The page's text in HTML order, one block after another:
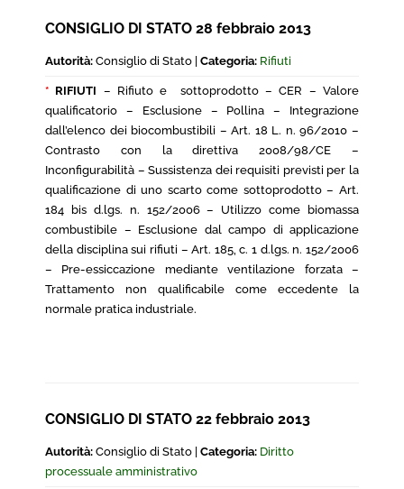
CONSIGLIO DI STATO 28 febbraio 2013
Autorità: Consiglio di Stato | Categoria: Rifiuti
* RIFIUTI – Rifiuto e sottoprodotto – CER – Valore
qualificatorio – Esclusione – Pollina – Integrazione
dall’elenco dei biocombustibili – Art. 18 L. n. 96/2010 –
Contrasto con la direttiva 2008/98/CE –
Inconfigurabilità – Sussistenza dei requisiti previsti per la
qualificazione di uno scarto come sottoprodotto – Art.
184 bis d.lgs. n. 152/2006 – Utilizzo come biomassa
combustibile – Esclusione dal campo di applicazione
della disciplina sui rifiuti – Art. 185, c. 1 d.lgs. n. 152/2006
– Pre-essiccazione mediante ventilazione forzata –
Trattamento non qualificabile come eccedente la
normale pratica industriale.
CONSIGLIO DI STATO 22 febbraio 2013
Autorità: Consiglio di Stato | Categoria: Diritto
processuale amministrativo